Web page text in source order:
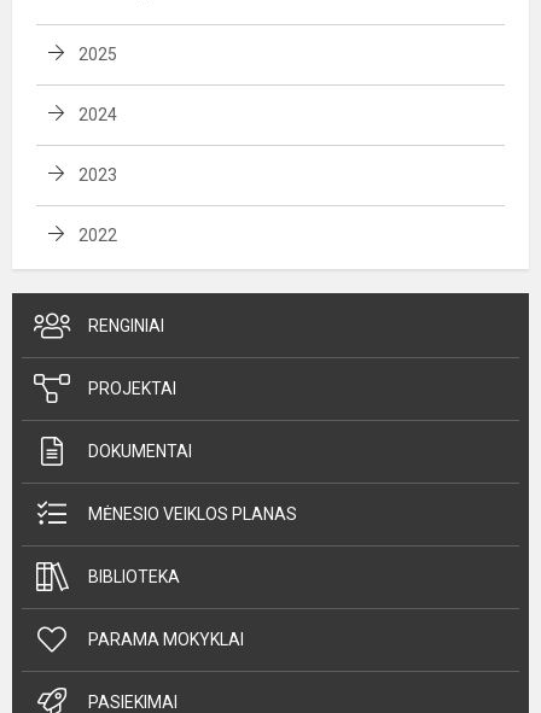
2025
2024
2023
2022
RENGINIAI
PROJEKTAI
DOKUMENTAI
MĖNESIO VEIKLOS PLANAS
BIBLIOTEKA
PARAMA MOKYKLAI
PASIEKIMAI